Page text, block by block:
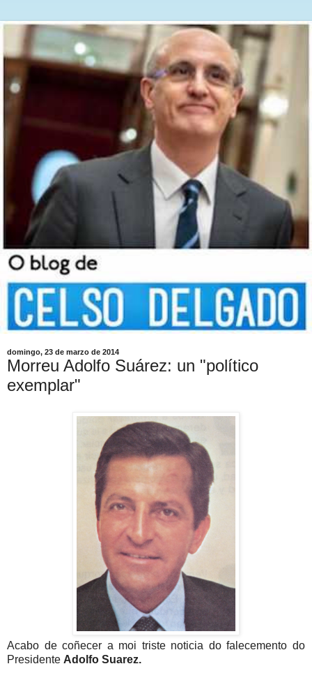
domingo, 23 de marzo de 2014
Morreu Adolfo Suárez: un "político
exemplar"
Acabo de coñecer a moi triste noticia do falecemento do
Presidente Adolfo Suarez.